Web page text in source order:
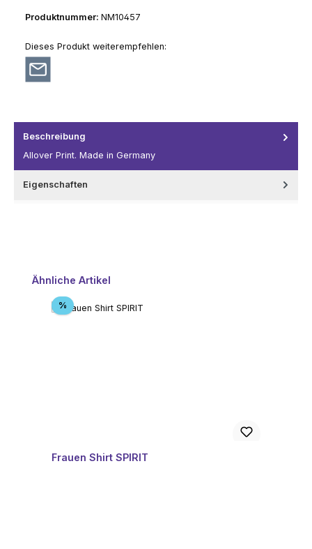
Produktnummer: NM10457
Dieses Produkt weiterempfehlen:
Beschreibung
Allover Print. Made in Germany
Eigenschaften
Produktgalerie überspringen
Ähnliche Artikel
%Rabatt
Frauen Shirt SPIRIT